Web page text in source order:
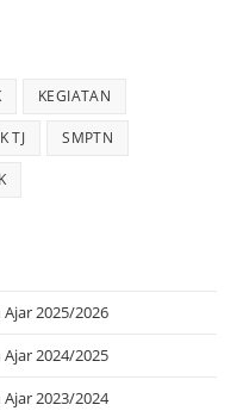
KEGIATAN
TJ SMPTN
2025/2026
2024/2025
2023/2024